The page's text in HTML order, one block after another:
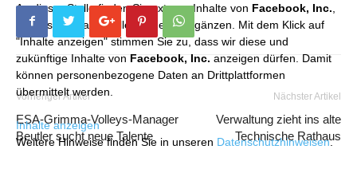
An dieser Stelle finden Sie externe Inhalte von Facebook, Inc.
die unser redaktionelles Angebot ergänzen. Mit dem Klick auf
"Inhalte anzeigen" stimmen Sie zu, dass wir diese und
zukünftige Inhalte von Facebook, Inc. anzeigen dürfen. Damit
können personenbezogene Daten an Drittplattformen
übermittelt werden.
Inhalte anzeigen
Weitere Hinweise finden Sie in unseren Datenschutzhinweisen.
Vorheriger Artikel
ESA-Grimma-Volleys-Manager
Beutler sucht neue Talente
Nächster Artikel
Verwaltung zieht ins alte
Technische Rathaus